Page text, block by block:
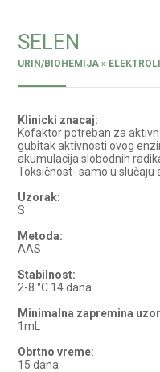
SELEN
URIN/BIOHEMIJA »
Klinicki znacaj:
Kofaktor potreban za
gubitak aktivnosti ovog
akumulacija slobodnih
Toksičnost- samo u slučaju
Uzorak:
S
Metoda:
AAS
Stabilnost:
2-8 °C 14 dana
Minimalna zapremina
1mL
Obrtno vreme:
15 dana